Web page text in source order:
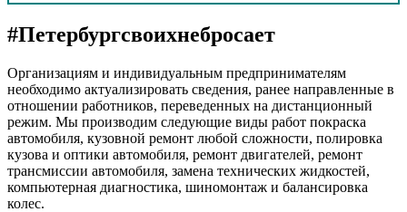
#Петербургсвоихнебросает
Организациям и индивидуальным предпринимателям
необходимо актуализировать сведения, ранее направленные в
отношении работников, переведенных на дистанционный
режим. Мы производим следующие виды работ покраска
автомобиля, кузовной ремонт любой сложности, полировка
кузова и оптики автомобиля, ремонт двигателей, ремонт
трансмиссии автомобиля, замена технических жидкостей,
компьютерная диагностика, шиномонтаж и балансировка
колес.